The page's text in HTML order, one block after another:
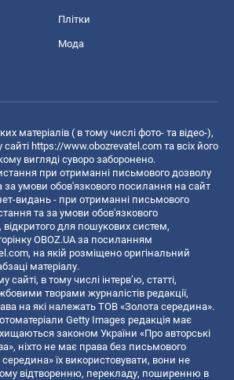
Плітки
Мода
матеріалів ( в тому числі фото- та відео-),
https://www.obozrevatel.com та всіх його
вигляді суворо заборонено.
при отриманні письмового дозволу
за умови обов'язкового посилання на сайт
видань - при отриманні письмового
та за умови обов'язкового
для пошукових систем,
OBOZ.UA за посиланням
, на якій розміщено оригінальний
матеріалу.
сайті, в тому числі інтерв’ю, статті,
творами журналістів редакції,
на які належать ТОВ «Золота середина».
Getty Images редакція має
законом України «Про авторські
ніхто не має права без письмового
їх використовувати, вони не
відтворенню, перекладу, поширенню в